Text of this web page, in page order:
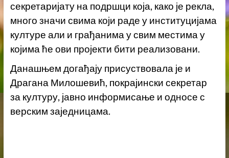
секретаријату на подршци која, како је рекла,
много значи свима који раде у институцијама
културе али и грађанима у свим местима у
којима ће ови пројекти бити реализовани.
Данашњем догађају присуствовала је и
Драгана Милошевић, покрајински секретар
за културу, јавно информисање и односе с
верским заједницама.